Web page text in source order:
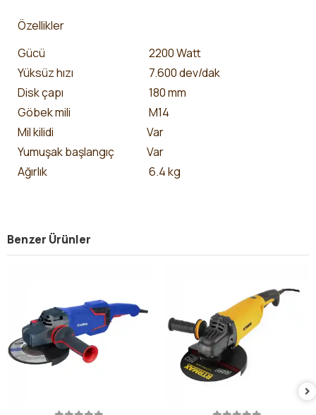
Özellikler
Gücü
2200 Watt
Yüksüz hızı
7.600 dev/dak
Disk çapı
180 mm
Göbek mili
M14
Mil kilidi
Var
Yumuşak başlangıç
Var
Ağırlık
6.4 kg
Benzer Ürünler